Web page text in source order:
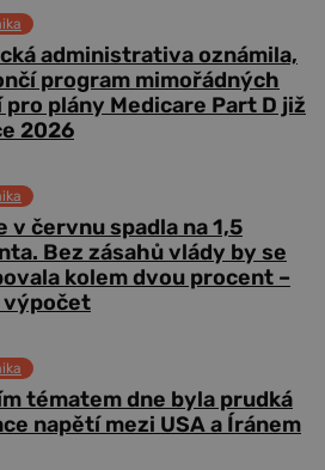
administrativa oznámila,
program mimořádných
plány Medicare Part D již
2026
v červnu spadla na 1,5
Bez zásahů vlády by se
kolem dvou procent –
výpočet
tématem dne byla prudká
napětí mezi USA a Íránem